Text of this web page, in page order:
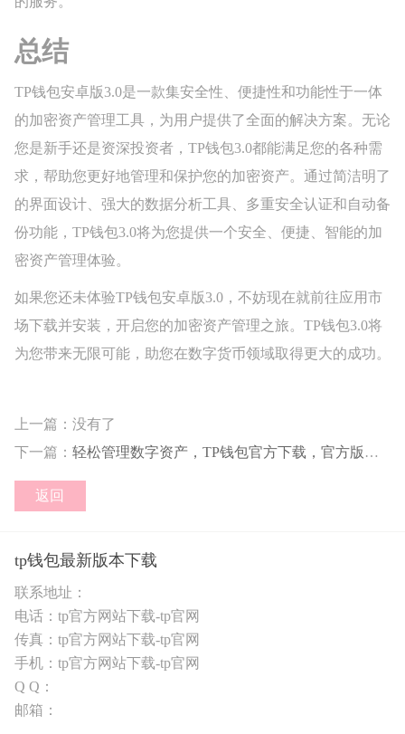
总结
TP钱包安卓版3.0是一款集安全性、便捷性和功能性于一体
的加密资产管理工具，为用户提供了全面的解决方案。无论
您是新手还是资深投资者，TP钱包3.0都能满足您的各种需
求，帮助您更好地管理和保护您的加密资产。通过简洁明了
的界面设计、强大的数据分析工具、多重安全认证和自动备
份功能，TP钱包3.0将为您提供一个安全、便捷、智能的加
密资产管理体验。
如果您还未体验TP钱包安卓版3.0，不妨现在就前往应用市
场下载并安装，开启您的加密资产管理之旅。TP钱包3.0将
为您带来无限可能，助您在数字货币领域取得更大的成功。
上一篇：没有了
下一篇： 轻松管理数字资产，TP钱包官方下载，官方版安卓客户端畅享数字世界
返回
tp钱包最新版本下载
联系地址：
电话：tp官方网站下载-tp官网
传真：tp官方网站下载-tp官网
手机：tp官方网站下载-tp官网
Q Q：
邮箱：